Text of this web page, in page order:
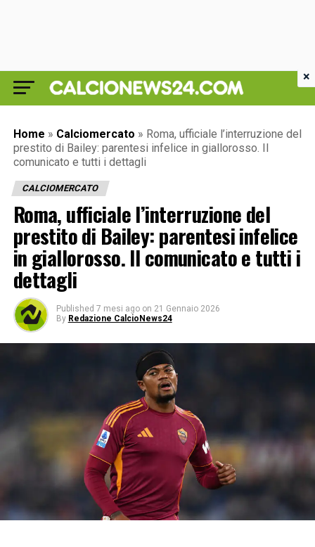
Home » Calciomercato » Roma, ufficiale l’interruzione del
prestito di Bailey: parentesi infelice in giallorosso. Il
comunicato e tutti i dettagli
CALCIOMERCATO
Roma, ufficiale l’interruzione del
prestito di Bailey: parentesi infelice
in giallorosso. Il comunicato e tutti i
dettagli
Published 7 mesi ago on 21 Gennaio 2026
By Redazione CalcioNews24
×